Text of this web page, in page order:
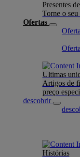
Presentes
Torne o
Ofertas
Ultimas
Artigos de
preço
descobrir
Histórias